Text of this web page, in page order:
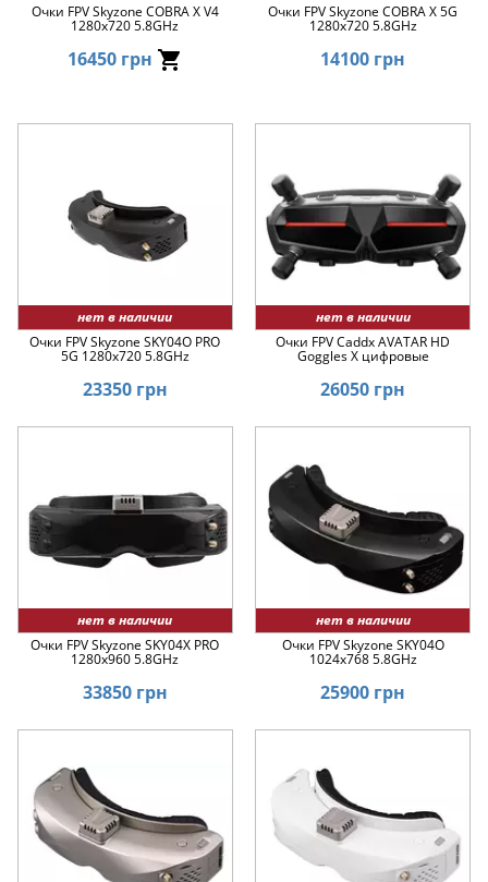
Очки FPV Skyzone COBRA X V4
1280x720 5.8GHz
16450 грн
Очки FPV Skyzone COBRA X 5G
1280x720 5.8GHz
14100 грн
нет в наличии
Очки FPV Skyzone SKY04O PRO
5G 1280x720 5.8GHz
23350 грн
нет в наличии
Очки FPV Caddx AVATAR HD
Goggles X цифровые
26050 грн
нет в наличии
Очки FPV Skyzone SKY04X PRO
1280x960 5.8GHz
33850 грн
нет в наличии
Очки FPV Skyzone SKY04O
1024x768 5.8GHz
25900 грн